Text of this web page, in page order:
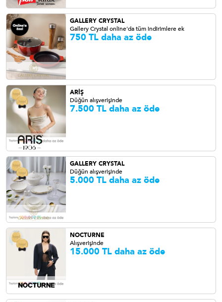
GALLERY CRYSTAL
Gallery Crystal online'da tüm indirimlere ek
750 TL daha az öde
ARİŞ
Düğün alışverişinde
7.500 TL daha az öde
GALLERY CRYSTAL
Düğün alışverişinde
5.000 TL daha az öde
NOCTURNE
Alışverişinde
15.000 TL daha az öde